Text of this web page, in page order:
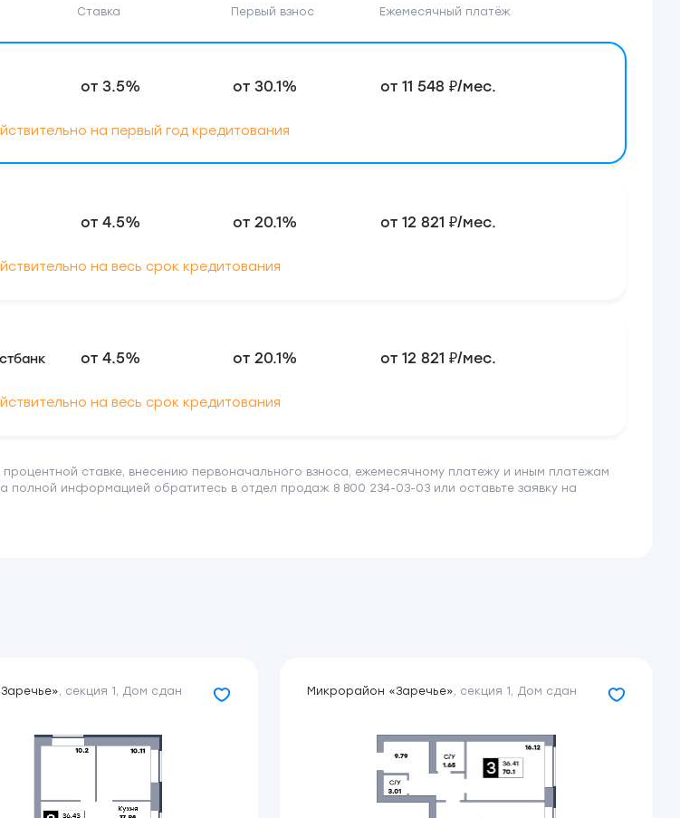
Ставка Первый взнос Ежемесячный платёж
от 3.5% от 30.1% от 11 548 ₽/мес.
на первый год кредитования
от 4.5% от 20.1% от 12 821 ₽/мес.
на весь срок кредитования
от 4.5% от 20.1% от 12 821 ₽/мес.
на весь срок кредитования
от 6% от 20.1% от 14 862 ₽/мес.
ставке, внесению первоначального взноса, ежемесячному платежу и иным платежам
полной информацией обратитесь в отдел продаж 8 800 234-03-03 или оставьте заявку на
, секция 1 , Дом сдан Микрорайон «Заречье», секция 1 , Дом сдан